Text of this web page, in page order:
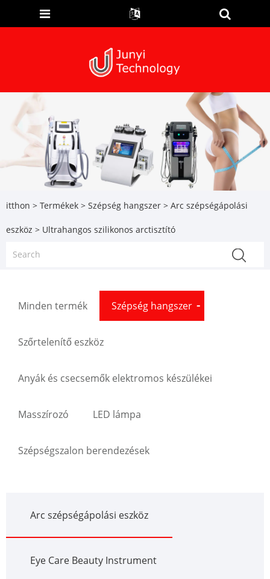
itthon > Termékek > Szépség hangszer > Arc szépségápolási
eszköz > Ultrahangos szilikonos arctisztító
Minden termék Szépség hangszer
Szőrtelenítő eszköz
Anyák és csecsemők elektromos készülékei
Masszírozó LED lámpa
Szépségszalon berendezések
Arc szépségápolási eszköz
Eye Care Beauty Instrument